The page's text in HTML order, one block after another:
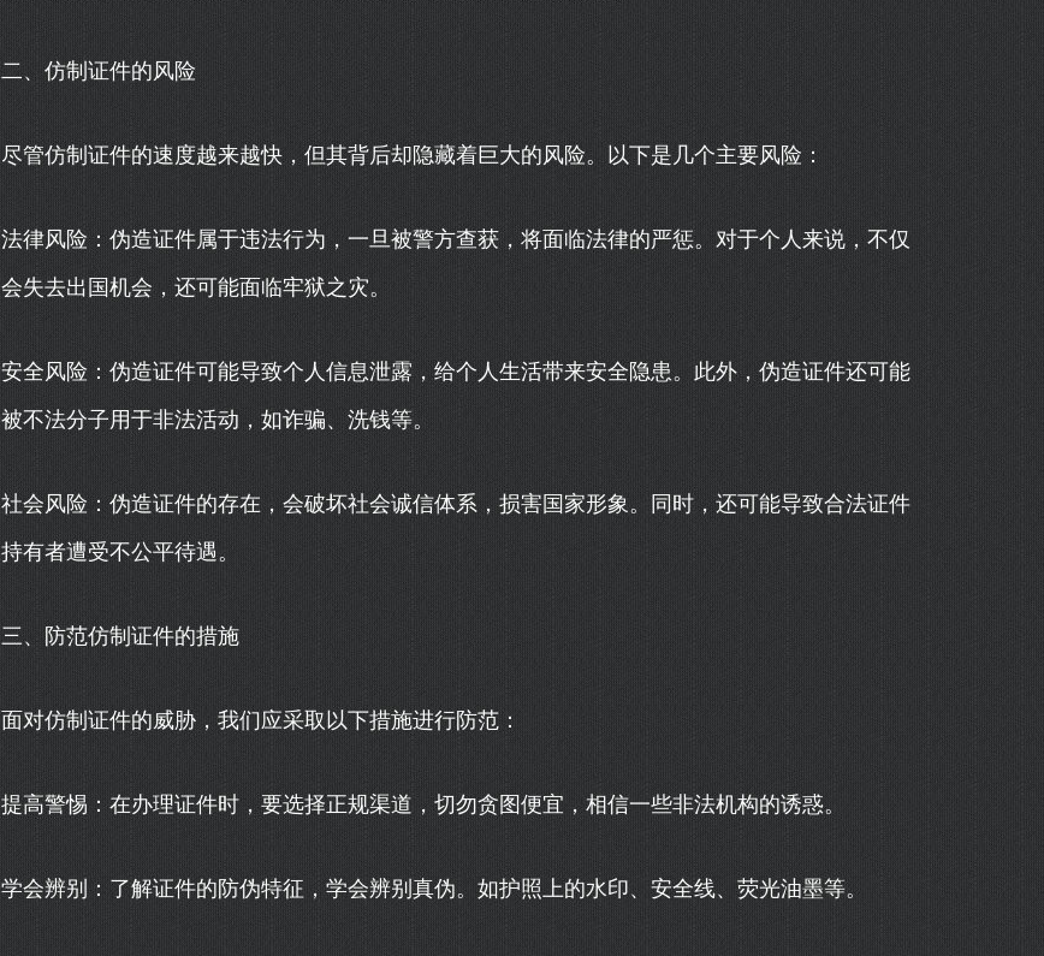
二、仿制证件的风险
尽管仿制证件的速度越来越快，但其背后却隐藏着巨大的风险。以下是几个主要风险：
法律风险：伪造证件属于违法行为，一旦被警方查获，将面临法律的严惩。对于个人来说，不仅
会失去出国机会，还可能面临牢狱之灾。
安全风险：伪造证件可能导致个人信息泄露，给个人生活带来安全隐患。此外，伪造证件还可能
被不法分子用于非法活动，如诈骗、洗钱等。
社会风险：伪造证件的存在，会破坏社会诚信体系，损害国家形象。同时，还可能导致合法证件
持有者遭受不公平待遇。
三、防范仿制证件的措施
面对仿制证件的威胁，我们应采取以下措施进行防范：
提高警惕：在办理证件时，要选择正规渠道，切勿贪图便宜，相信一些非法机构的诱惑。
学会辨别：了解证件的防伪特征，学会辨别真伪。如护照上的水印、安全线、荧光油墨等。